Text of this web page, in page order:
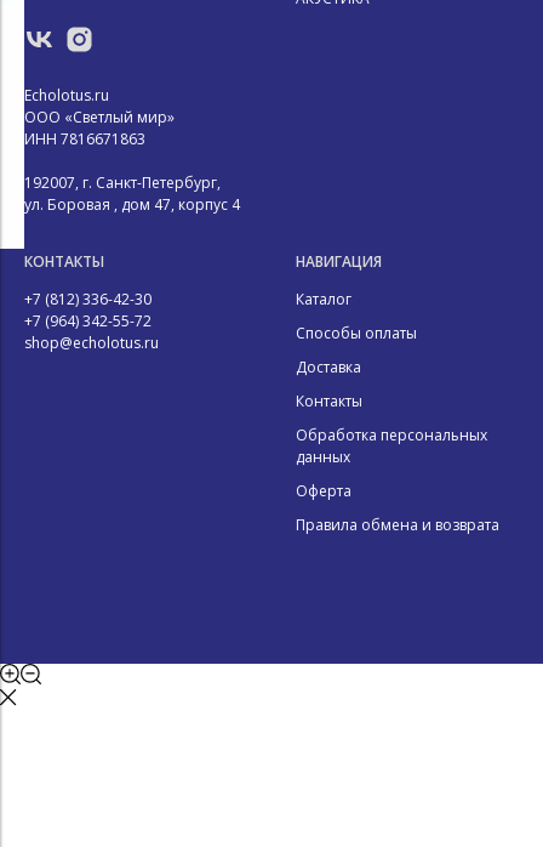
Echolotus.ru
ООО «Светлый мир»
ИНН 7816671863
192007, г. Санкт-Петербург,
ул. Боровая , дом 47, корпус 4
КОНТАКТЫ
+7 (812) 336-42-30
+7 (964) 342-55-72
shop@echolotus.ru
НАВИГАЦИЯ
Каталог
Способы оплаты
Доставка
Контакты
Обработка персональных
данных
Оферта
Правила обмена и возврата